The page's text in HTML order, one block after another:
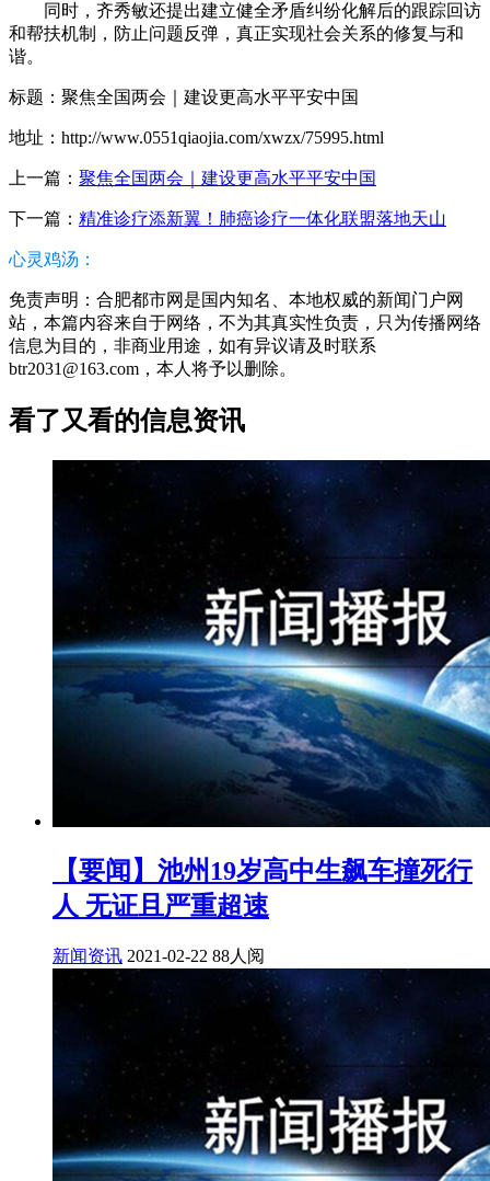
同时，齐秀敏还提出建立健全矛盾纠纷化解后的跟踪回访
和帮扶机制，防止问题反弹，真正实现社会关系的修复与和
谐。
标题：聚焦全国两会｜建设更高水平平安中国
地址：http://www.0551qiaojia.com/xwzx/75995.html
上一篇： 聚焦全国两会｜建设更高水平平安中国
下一篇： 精准诊疗添新翼！肺癌诊疗一体化联盟落地天山
心灵鸡汤：
免责声明：合肥都市网是国内知名、本地权威的新闻门户网
站，本篇内容来自于网络，不为其真实性负责，只为传播网络
信息为目的，非商业用途，如有异议请及时联系
btr2031@163.com，本人将予以删除。
看了又看的信息资讯
【要闻】池州19岁高中生飙车撞死行
人 无证且严重超速
新闻资讯 2021-02-22 88人阅